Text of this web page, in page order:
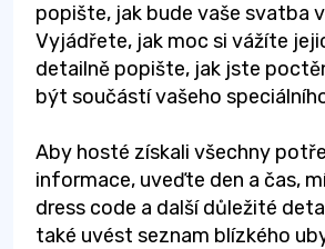
popište, jak bude vaše svatba
Vyjádřete, jak moc si vážíte
detailně popište, jak jste
být součástí vašeho
Aby hosté získali všechny
informace, uveďte den a čas,
dress code a další důležité
také uvést seznam blízkého